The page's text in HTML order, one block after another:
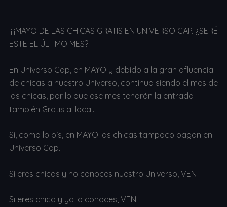
¡¡¡¡MAYO DE LAS CHICAS GRATIS EN UNIVERSO CAP. ¿SERÉ
ESTE EL ÚLTIMO MES?
En Universo Cap, en MAYO y debido a la gran afluencia
de chicas a nuestro Universo, continua siendo el mes de
las chicas, por lo que ese mes tendrán la entrada
también Gratis al local.
Sí, como lo oís, en MAYO las chicas tampoco pagan en
Universo Cap.
Si eres chicas y no conoces nuestro Universo, VEN
Si eres chica y ya lo conoces, VEN